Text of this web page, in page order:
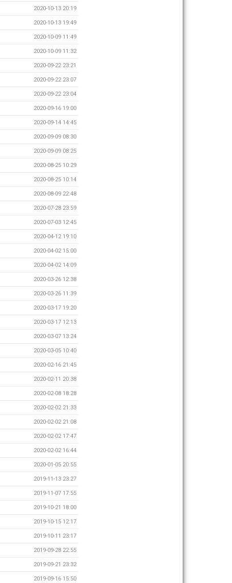
2020-10-13 20:19
2020-10-13 19:49
2020-10-09 11:49
2020-10-09 11:32
2020-09-22 23:21
2020-09-22 23:07
2020-09-22 23:04
2020-09-16 19:00
2020-09-14 14:45
2020-09-09 08:30
2020-09-09 08:25
2020-08-25 10:29
2020-08-25 10:14
2020-08-09 22:48
2020-07-28 23:59
2020-07-03 12:45
2020-04-12 19:10
2020-04-02 15:00
2020-04-02 14:09
2020-03-26 12:38
2020-03-26 11:39
2020-03-17 19:20
2020-03-17 12:13
2020-03-07 13:24
2020-03-05 10:40
2020-02-16 21:45
2020-02-11 20:38
2020-02-08 18:28
2020-02-02 21:33
2020-02-02 21:08
2020-02-02 17:47
2020-02-02 16:44
2020-01-05 20:55
2019-11-13 23:27
2019-11-07 17:55
2019-10-21 18:00
2019-10-15 12:17
2019-10-11 23:17
2019-09-28 22:55
2019-09-21 23:32
2019-09-16 15:50